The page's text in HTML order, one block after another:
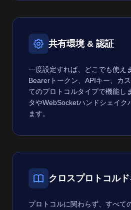
共有環境 & 認証
一度設定すれば、どこでも使え
Bearerトークン、APIキー、カ
てのプロトコルタイプで機能し
タやWebSocketハンドシェイク
ます。
クロスプロトコル
プロトコルに関わらず、すべて